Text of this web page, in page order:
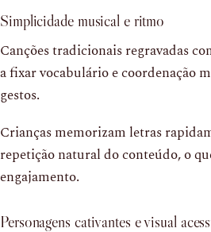
Simplicidade musical e ritmo
Canções tradicionais regravadas
a fixar vocabulário e coordenação
gestos.
Crianças memorizam letras
repetição natural do conteúdo, o
engajamento.
Personagens cativantes e visual